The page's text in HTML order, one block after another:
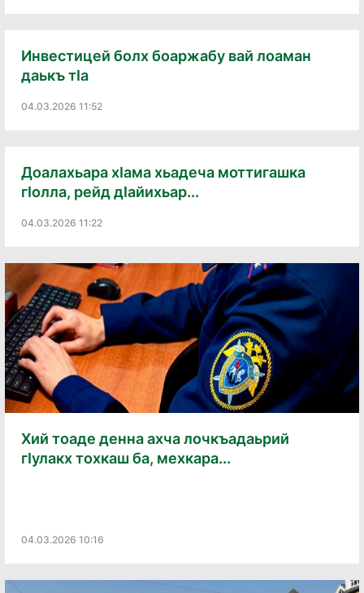
Инвестицей болх боаржабу вай лоаман
даькъ тӏа
04.03.2026 11:52
Доалахьара хӏама хьадеча моттигашка
гӏолла, рейд дӏайихьар...
04.03.2026 11:22
Хий тоаде денна ахча лочкъадаьрий
гӏулакх тохкаш ба, мехкара...
04.03.2026 10:16